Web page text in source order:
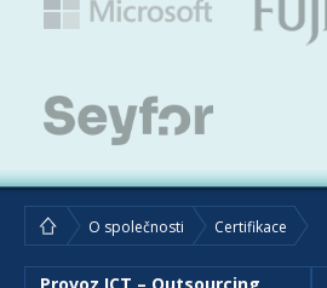
O společnosti Certifikace